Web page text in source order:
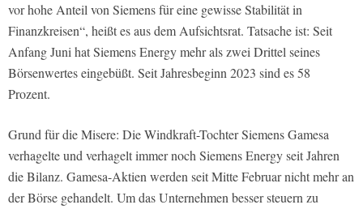
vor hohe Anteil von Siemens für eine gewisse Stabilität in
Finanzkreisen“, heißt es aus dem Aufsichtsrat. Tatsache ist: Seit
Anfang Juni hat Siemens Energy mehr als zwei Drittel seines
Börsenwertes eingebüßt. Seit Jahresbeginn 2023 sind es 58
Prozent.
Grund für die Misere: Die Windkraft-Tochter Siemens Gamesa
verhagelte und verhagelt immer noch Siemens Energy seit Jahren
die Bilanz. Gamesa-Aktien werden seit Mitte Februar nicht mehr an
der Börse gehandelt. Um das Unternehmen besser steuern zu